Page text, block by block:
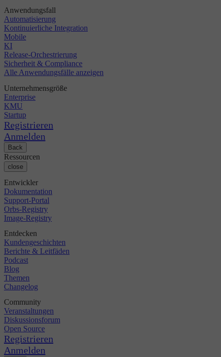
Anwendungsfall
Automatisierung
Kontinuierliche Integration
Mobile
KI
Release-Orchestrierung
Sicherheit & Compliance
Alle Anwendungsfälle anzeigen
Unternehmensgröße
Enterprise
KMU
Startup
Registrieren
Anmelden
Back
Ressourcen
close
Entwickler
Dokumentation
Support-Portal
Orbs-Registry
Image-Registry
Entdecken
Kundengeschichten
Berichte & Leitfäden
Podcast
Blog
Themen
Changelog
Community
Veranstaltungen
Diskussionsforum
Open Source
Registrieren
Anmelden